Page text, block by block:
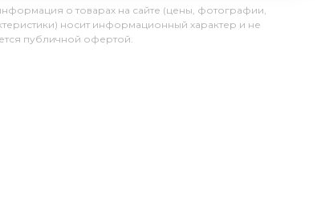
о товарах на сайте (цены, фотографии,
носит информационный характер и не
публичной офертой.